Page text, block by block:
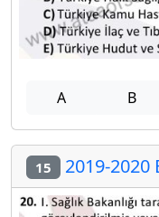
A B
15 2019-2020